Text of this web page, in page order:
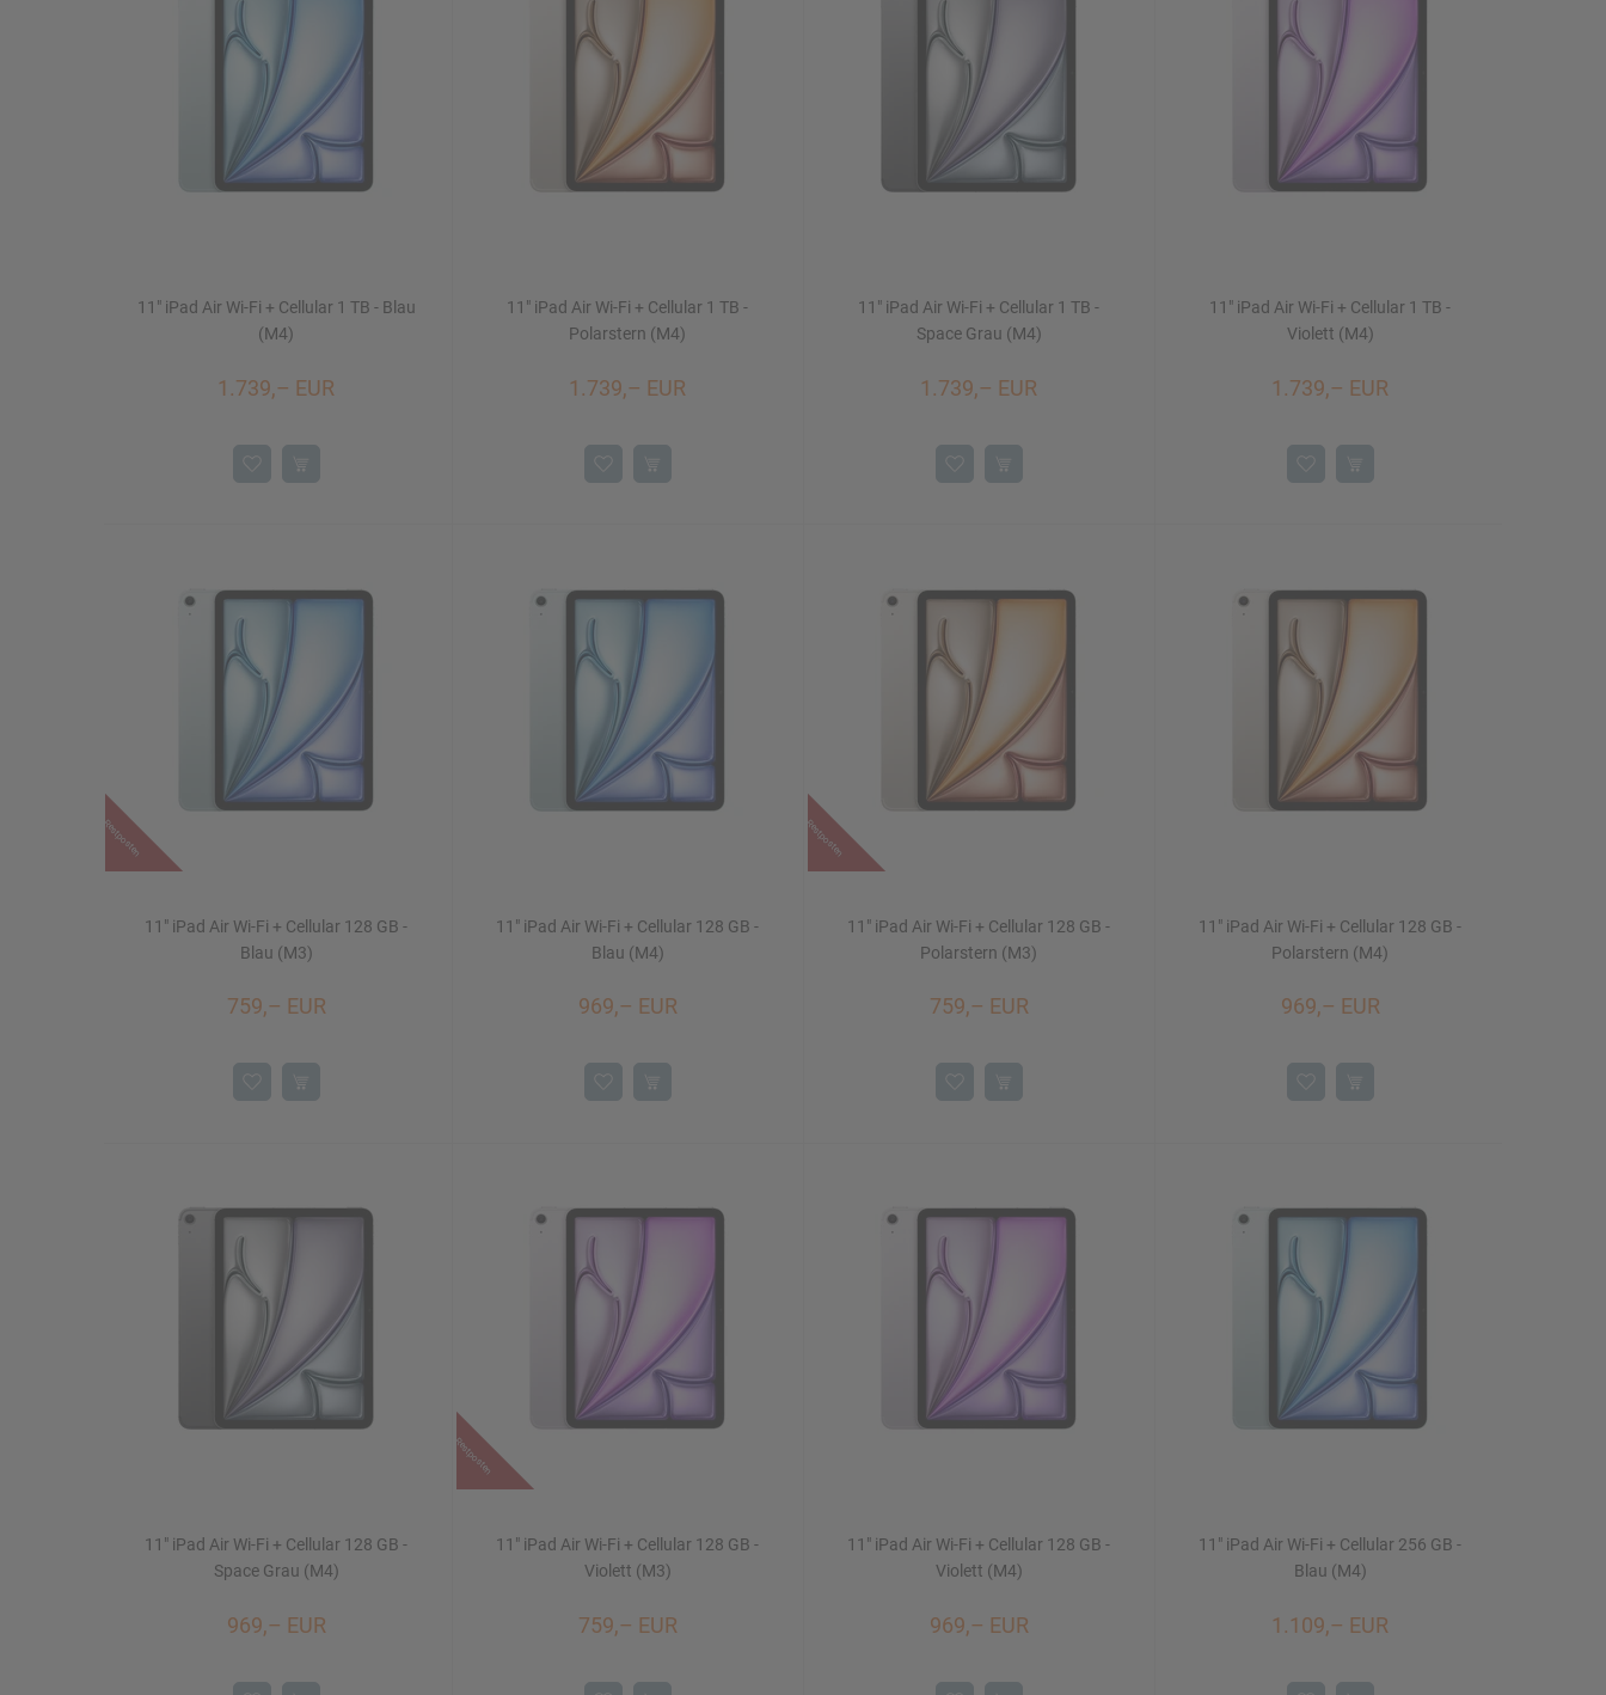
Mac Studio
iMac 24"
Displays NEU
iPhone 16/16 Plus
11" iPad Air Wi-Fi + Cellular 1 TB - Blau
(M4)
1.739,– EUR
11" iPad Air Wi-Fi + Cellular 1 TB -
Polarstern (M4)
1.739,– EUR
11" iPad Air Wi-Fi + Cellular 1 TB -
Space Grau (M4)
1.739,– EUR
11" iPad Air Wi-Fi + Cellular 1 TB -
Violett (M4)
1.739,– EUR
Restposten
11" iPad Air Wi-Fi + Cellular 128 GB -
Blau (M3)
759,– EUR
11" iPad Air Wi-Fi + Cellular 128 GB -
Blau (M4)
969,– EUR
Restposten
11" iPad Air Wi-Fi + Cellular 128 GB -
Polarstern (M3)
759,– EUR
11" iPad Air Wi-Fi + Cellular 128 GB -
Polarstern (M4)
969,– EUR
11" iPad Air Wi-Fi + Cellular 128 GB -
Space Grau (M4)
969,– EUR
Restposten
11" iPad Air Wi-Fi + Cellular 128 GB -
Violett (M3)
759,– EUR
11" iPad Air Wi-Fi + Cellular 128 GB -
Violett (M4)
969,– EUR
11" iPad Air Wi-Fi + Cellular 256 GB -
Blau (M4)
1.109,– EUR